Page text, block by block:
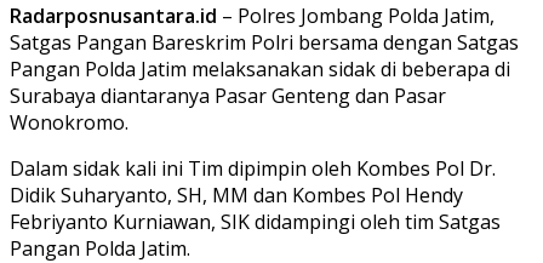
Radarposnusantara.id – Polres Jombang Polda Jatim,
Satgas Pangan Bareskrim Polri bersama dengan Satgas
Pangan Polda Jatim melaksanakan sidak di beberapa di
Surabaya diantaranya Pasar Genteng dan Pasar
Wonokromo.
Dalam sidak kali ini Tim dipimpin oleh Kombes Pol Dr.
Didik Suharyanto, SH, MM dan Kombes Pol Hendy
Febriyanto Kurniawan, SIK didampingi oleh tim Satgas
Pangan Polda Jatim.